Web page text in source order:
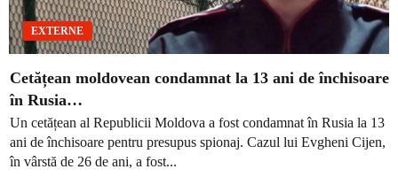
EXTERNE
Cetățean moldovean condamnat la 13 ani de închisoare
în Rusia…
Un cetățean al Republicii Moldova a fost condamnat în Rusia la 13
ani de închisoare pentru presupus spionaj. Cazul lui Evgheni Cijen,
în vârstă de 26 de ani, a fost...